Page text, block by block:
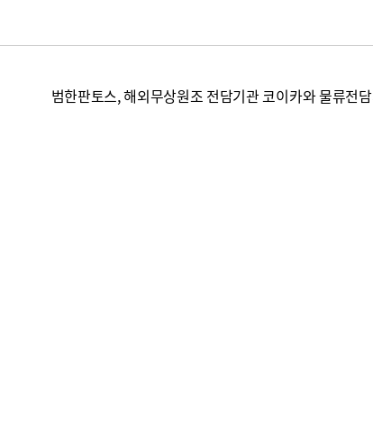
범한판토스, 해외무상원조 전담기관 코이카와 물류전